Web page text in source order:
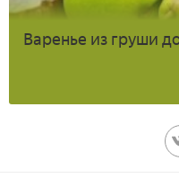
Варенье из груши